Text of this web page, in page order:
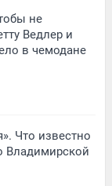
не
Ведлер и
в чемодане
Что известно
Владимирской